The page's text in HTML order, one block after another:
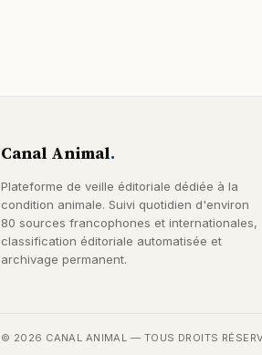
Canal Animal.
Plateforme de veille éditoriale dédiée à la
condition animale. Suivi quotidien d'environ
80 sources francophones et internationales,
classification éditoriale automatisée et
archivage permanent.
© 2026 CANAL ANIMAL — TOUS DROITS